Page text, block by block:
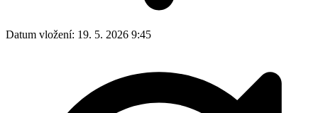
Datum vložení: 19. 5. 2026 9:45